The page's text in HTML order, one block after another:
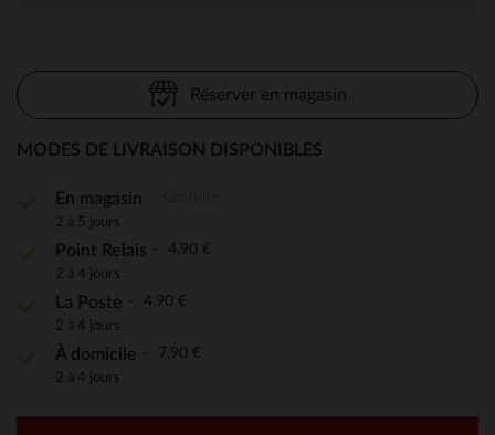
Réserver en magasin
MODES DE LIVRAISON DISPONIBLES
En magasin
2 à 5 jours
Point Relais 4,90 €
2 à 4 jours
La Poste 4,90 €
2 à 4 jours
À domicile 7,90 €
2 à 4 jours